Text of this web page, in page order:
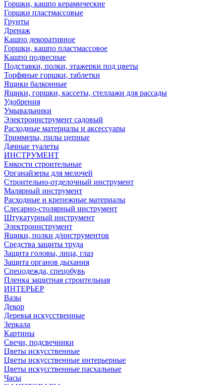
Горшки, кашпо керамические
Горшки пластмассовые
Грунты
Дренаж
Кашпо декоративное
Горшки, кашпо пластмассовое
Кашпо подвесные
Подставки, полки, этажерки под цветы
Торфяные горшки, таблетки
Ящики балконные
Ящики, горшки, кассеты, стеллажи для рассады
Удобрения
Умывальники
Электроинструмент садовый
Расходные материалы и аксессуары
Триммеры, пилы цепные
Дачные туалеты
ИНСТРУМЕНТ
Емкости строительные
Органайзеры для мелочей
Строительно-отделочный инструмент
Малярный инструмент
Расходные и крепежные материалы
Слесарно-столярный инструмент
Штукатурный инструмент
Электроинструмент
Ящики, полки д/инструментов
Средства защиты труда
Защита головы, лица, глаз
Защита органов дыхания
Спецодежда, спецобувь
Пленка защитная строительная
ИНТЕРЬЕР
Вазы
Декор
Деревья искусственные
Зеркала
Картины
Свечи, подсвечники
Цветы искусственные
Цветы искусственные интерьерные
Цветы искусственные пасхальные
Часы